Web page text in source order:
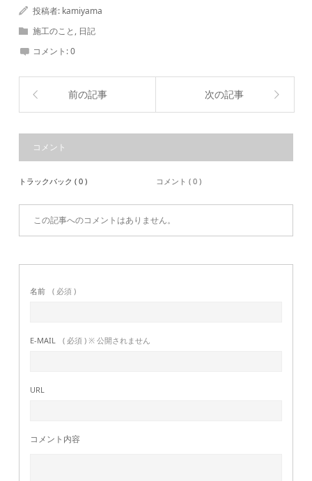
投稿者: kamiyama
施工のこと , 日記
コメント:0
前の記事 次の記事
コメント
トラックバック ( 0 ) コメント ( 0 )
この記事へのコメントはありません。
名前 ( 必須 )
E-MAIL ( 必須 ) ※ 公開されません
URL
コメント内容